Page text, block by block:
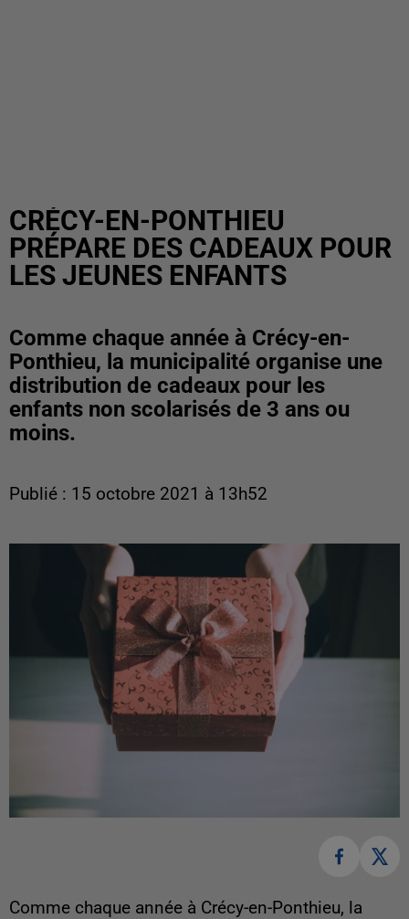
CRÉCY-EN-PONTHIEU
PRÉPARE DES CADEAUX POUR
LES JEUNES ENFANTS
Comme chaque année à Crécy-en-
Ponthieu, la municipalité organise une
distribution de cadeaux pour les
enfants non scolarisés de 3 ans ou
moins.
Publié : 15 octobre 2021 à 13h52
Comme chaque année à Crécy-en-Ponthieu, la